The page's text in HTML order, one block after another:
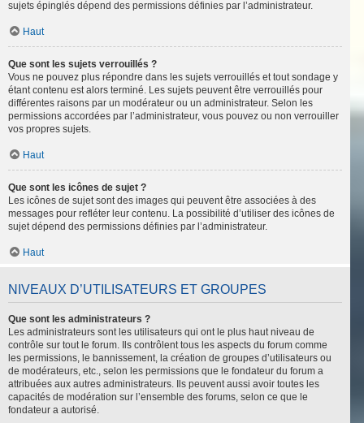
sujets épinglés dépend des permissions définies par l’administrateur.
Haut
Que sont les sujets verrouillés ?
Vous ne pouvez plus répondre dans les sujets verrouillés et tout sondage y
étant contenu est alors terminé. Les sujets peuvent être verrouillés pour
différentes raisons par un modérateur ou un administrateur. Selon les
permissions accordées par l’administrateur, vous pouvez ou non verrouiller
vos propres sujets.
Haut
Que sont les icônes de sujet ?
Les icônes de sujet sont des images qui peuvent être associées à des
messages pour refléter leur contenu. La possibilité d’utiliser des icônes de
sujet dépend des permissions définies par l’administrateur.
Haut
NIVEAUX D’UTILISATEURS ET GROUPES
Que sont les administrateurs ?
Les administrateurs sont les utilisateurs qui ont le plus haut niveau de
contrôle sur tout le forum. Ils contrôlent tous les aspects du forum comme
les permissions, le bannissement, la création de groupes d’utilisateurs ou
de modérateurs, etc., selon les permissions que le fondateur du forum a
attribuées aux autres administrateurs. Ils peuvent aussi avoir toutes les
capacités de modération sur l’ensemble des forums, selon ce que le
fondateur a autorisé.